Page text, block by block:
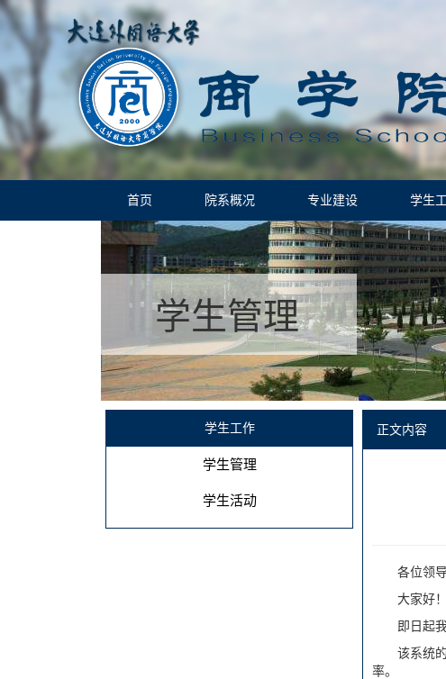
首页 院系概况 专业建设 学生
学生管理
学生工作
学生管理
学生活动
正文内容
各位领
大家好！
即日起
该系统
率。